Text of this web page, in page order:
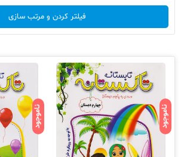
فیلتر کردن و مرتب سازی
ناموجود ناموجود